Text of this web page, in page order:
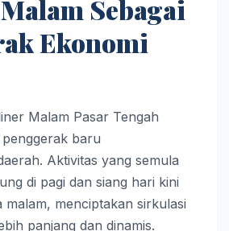
Sebagai
Ekonomi
Malam Pasar Tengah
baru
Aktivitas yang semula
di pagi dan siang hari kini
malam, menciptakan sirkulasi
panjang dan dinamis.